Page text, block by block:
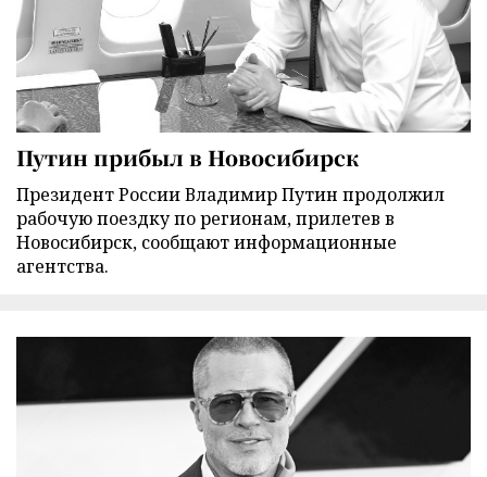
Путин прибыл в Новосибирск
Президент России Владимир Путин продолжил
рабочую поездку по регионам, прилетев в
Новосибирск, сообщают информационные
агентства.